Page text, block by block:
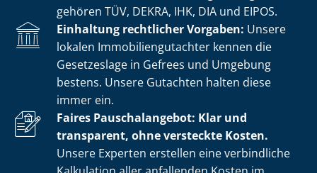
gehören TÜV, DEKRA, IHK, DIA und EIPOS.
Einhaltung rechtlicher Vorgaben: Unsere
lokalen Im­mo­bi­li­en­gut­ach­ter kennen die
Gesetzeslage in Gefrees und Umgebung
bestens. Unsere Gutachten halten diese
immer ein.
Faires Pauschalangebot: Klar und
transparent, ohne versteckte Kosten.
Unsere Experten erstellen eine verbindliche